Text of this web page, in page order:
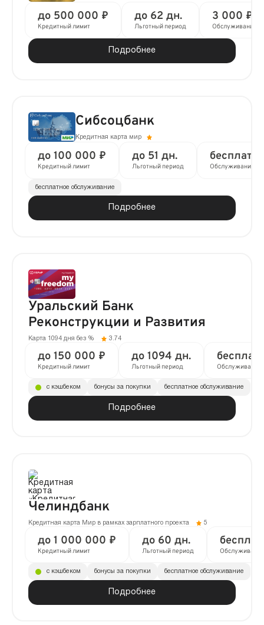
до 500 000 ₽
Кредитный лимит
до 62 дн.
Льготный период
3 000 ₽
Обслуживание
Подробнее
Сибсоцбанк
Кредитная карта мир
до 100 000 ₽
Кредитный лимит
до 51 дн.
Льготный период
бесплатно
Обслуживание
Подробнее
бесплатное обслуживание
Уральский Банк
Реконструкции и Развития
Карта 1094 дня без % 3.74
до 150 000 ₽
Кредитный лимит
до 1094 дн.
Льготный период Обслуживание
Подробнее
с кэшбеком бонусы за покупки бесплатное обслуживание
Челиндбанк
Кредитная карта Мир в рамках зарплатного проекта 5
до 1 000 000 ₽
Кредитный лимит
до 60 дн.
Льготный период Обслуживание
Подробнее
с кэшбеком бонусы за покупки бесплатное обслуживание